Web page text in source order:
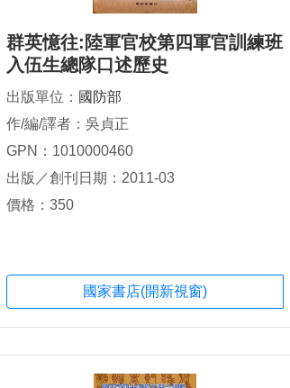
群英憶往:陸軍官校第四軍官訓練班
入伍生總隊口述歷史
出版單位： 國防部
作/編/譯者：吳貞正
GPN：1010000460
出版／創刊日期：2011-03
價格：350
國家書店(開新視窗)